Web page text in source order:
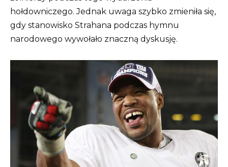
hołdowniczego. Jednak uwaga szybko zmieniła się,
gdy stanowisko Strahana podczas hymnu
narodowego wywołało znaczną dyskusję.